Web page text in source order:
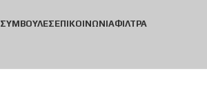
ΣΥΜΒΟΥΛΈΣΕΠΙΚΟΙΝΩΝΊΑΦΊΛΤΡΑ